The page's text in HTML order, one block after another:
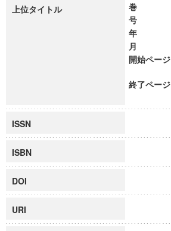
上位タイトル
巻
号
年
月
開始ページ
終了ページ
ISSN
ISBN
DOI
URI